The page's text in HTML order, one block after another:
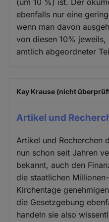
ebenfalls nur eine
wenn man davon
von diesen 10%
amtlich abgeordneter
Kay Krause (nicht
Artikel und
Artikel und Recherchen
nun schon seit Jahren
bekannt, auch den
die staatlichen
Kirchentage
die Gesetzgebung
handeln sie also